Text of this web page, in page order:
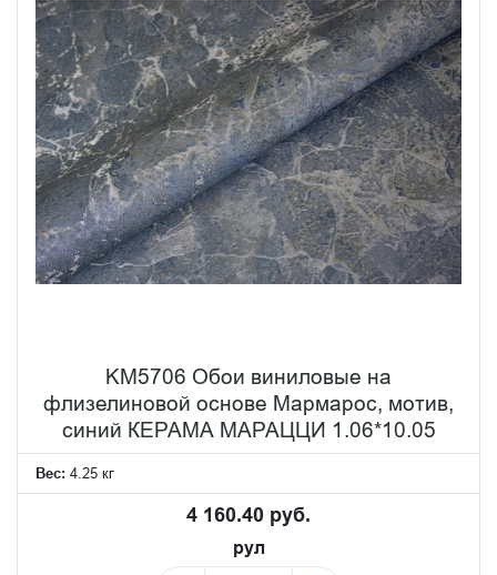
KM5706 Обои виниловые на
флизелиновой основе Мармарос, мотив,
синий КЕРАМА МАРАЦЦИ 1.06*10.05
Вес: 4.25 кг
4 160.40 руб.
рул